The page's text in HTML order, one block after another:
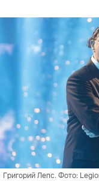
Григорий Лепс. Фото: